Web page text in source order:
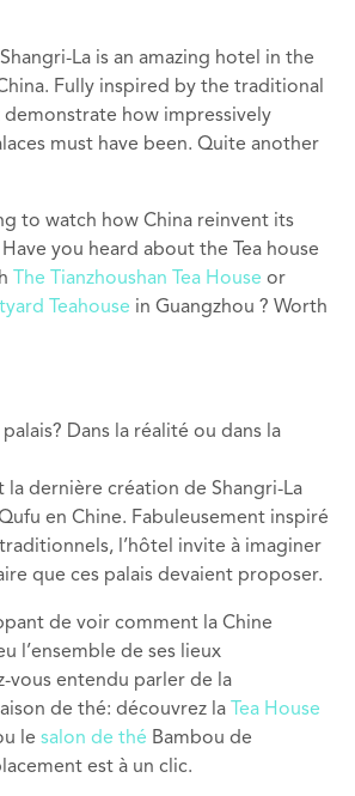
La is an amazing hotel in the
Fully inspired by the traditional
demonstrate how impressively
must have been. Quite another
to watch how China reinvent its
you heard about the Tea house
The Tianzhoushan Tea House or
Teahouse in Guangzhou ? Worth
? Dans la réalité ou dans la
la dernière création de Shangri-La
en Chine. Fabuleusement inspiré
traditionnels, l’hôtel invite à imaginer
que ces palais devaient proposer.
de voir comment la Chine
l’ensemble de ses lieux
vous entendu parler de la
de thé: découvrez la Tea House
le salon de thé Bambou de
est à un clic.